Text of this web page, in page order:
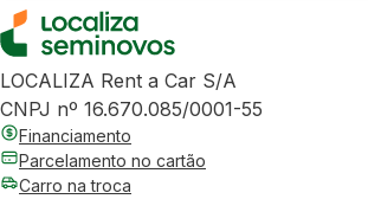
LOCALIZA Rent a Car S/A
CNPJ nº 16.670.085/0001-55
Financiamento
Parcelamento no cartão
Carro na troca